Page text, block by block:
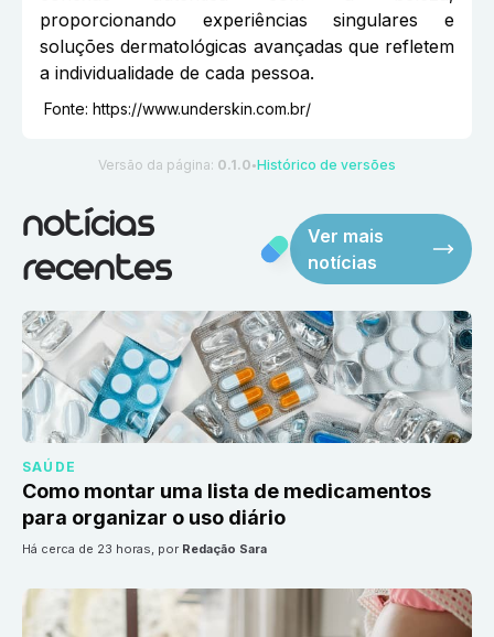
proporcionando experiências singulares e
soluções dermatológicas avançadas que refletem
a individualidade de cada pessoa.
Fonte: https://www.underskin.com.br/
Versão da página: 0.1.0 ●Histórico de versões
notícias
recentes
Ver mais
notícias
SAÚDE
Como montar uma lista de medicamentos
para organizar o uso diário
há cerca de 23 horas, por Redação Sara